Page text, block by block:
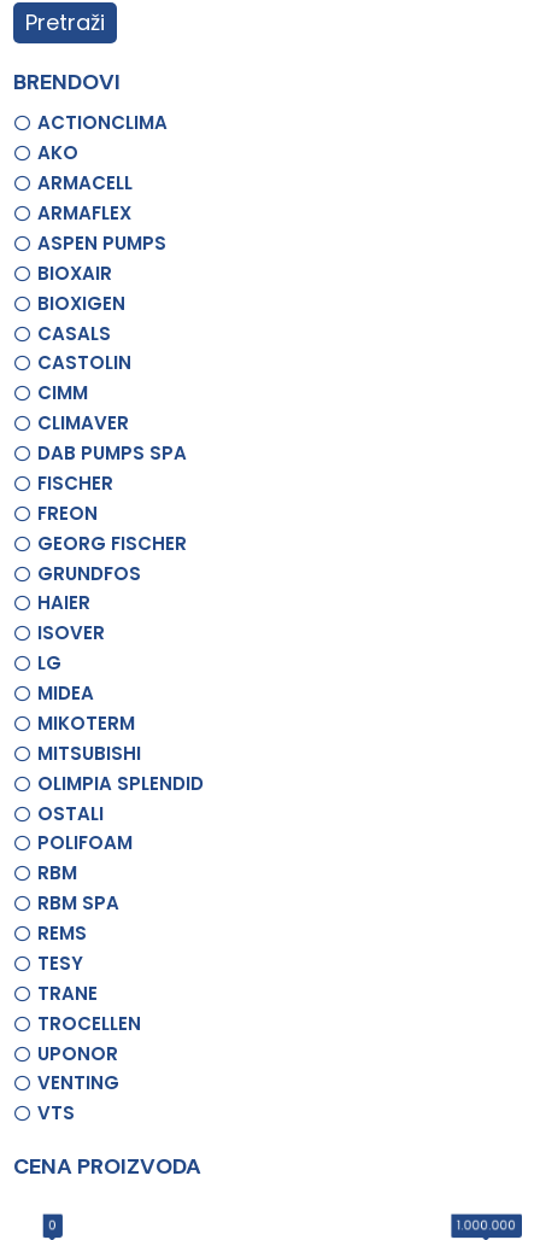
Pretraži
BRENDOVI
ACTIONCLIMA
AKO
ARMACELL
ARMAFLEX
ASPEN PUMPS
BIOXAIR
BIOXIGEN
CASALS
CASTOLIN
CIMM
CLIMAVER
DAB PUMPS SPA
FISCHER
FREON
GEORG FISCHER
GRUNDFOS
HAIER
ISOVER
LG
MIDEA
MIKOTERM
MITSUBISHI
OLIMPIA SPLENDID
OSTALI
POLIFOAM
RBM
RBM SPA
REMS
TESY
TRANE
TROCELLEN
UPONOR
VENTING
VTS
CENA PROIZVODA
0 1.000.000